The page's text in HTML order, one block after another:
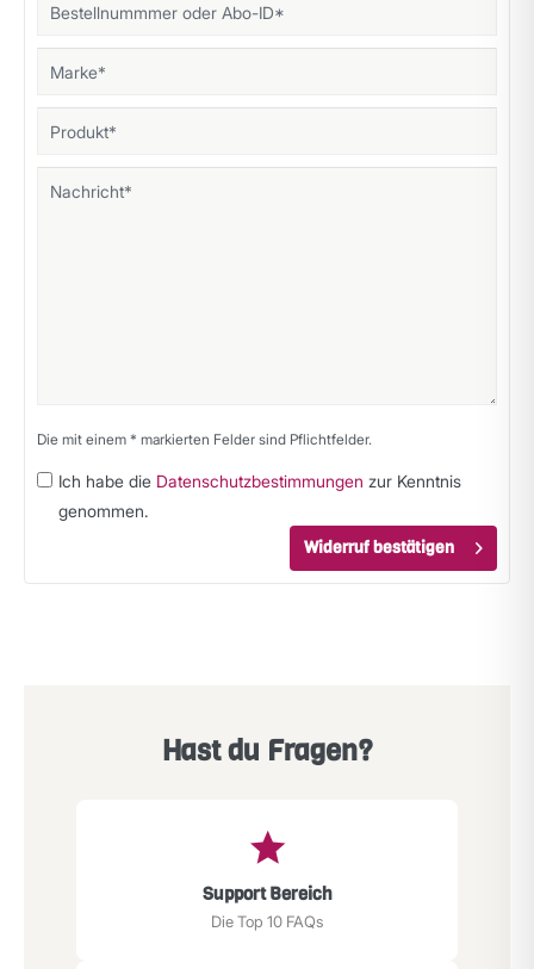
Die mit einem * markierten Felder sind Pflichtfelder.
Ich habe die Datenschutzbestimmungen zur Kenntnis
genommen.
Widerruf bestätigen
Hast du Fragen?
Support Bereich
Die Top 10 FAQs